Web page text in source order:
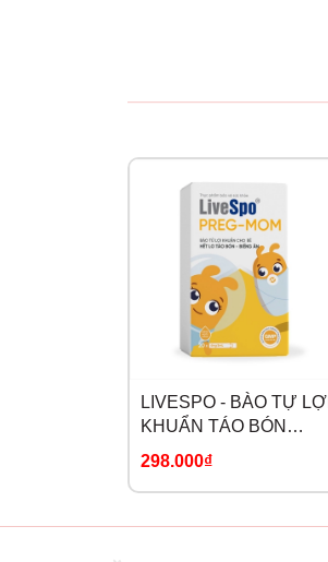
LIVESPO - BÀO TỰ LỢI
KHUẨN TÁO BÓN
BIẾNG ĂN PREG-MOM
298.000₫